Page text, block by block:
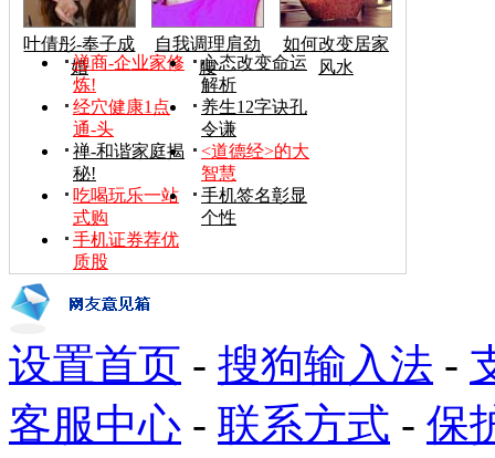
叶倩彤-奉子成
婚
自我调理肩劲
腰
如何改变居家
风水
禅商-企业家修
炼!
心态改变命运
解析
经穴健康1点
通-头
养生12字诀孔
令谦
禅-和谐家庭揭
秘!
<道德经>的大
智慧
吃喝玩乐一站
式购
手机签名彰显
个性
手机证券荐优
质股
设置首页 - 搜狗输入法 -
客服中心 - 联系方式 - 保